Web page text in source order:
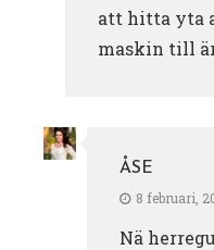
att hitta yta
maskin till
ÅSE
8 februari,
Nä